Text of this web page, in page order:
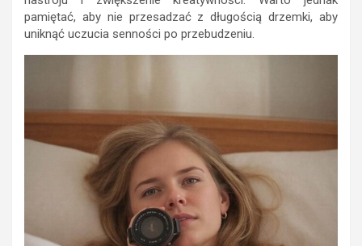
pamiętać, aby nie przesadzać z długością drzemki, aby
uniknąć uczucia senności po przebudzeniu.